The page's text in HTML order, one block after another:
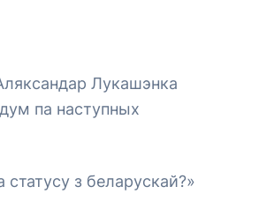
Лукашэнка
па наступных
з беларускай?»